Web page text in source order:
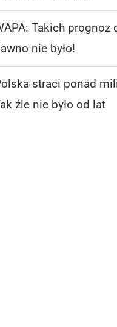
Takich prognoz
nie było!
straci ponad
źle nie było od lat